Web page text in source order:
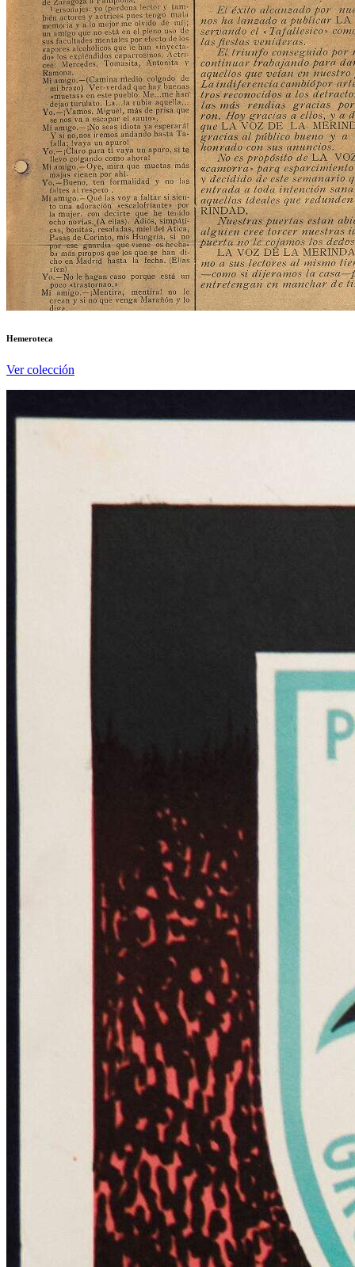
Hemeroteca
Ver colección